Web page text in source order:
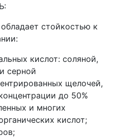
стойкостью к
кислот: соляной,
серной
щелочей,
до 50%
и многих
кислот;